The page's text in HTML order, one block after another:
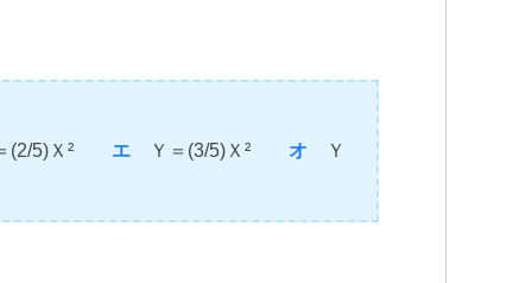
(2/5)Ｘ² エ Ｙ＝(3/5)Ｘ² オ Ｙ